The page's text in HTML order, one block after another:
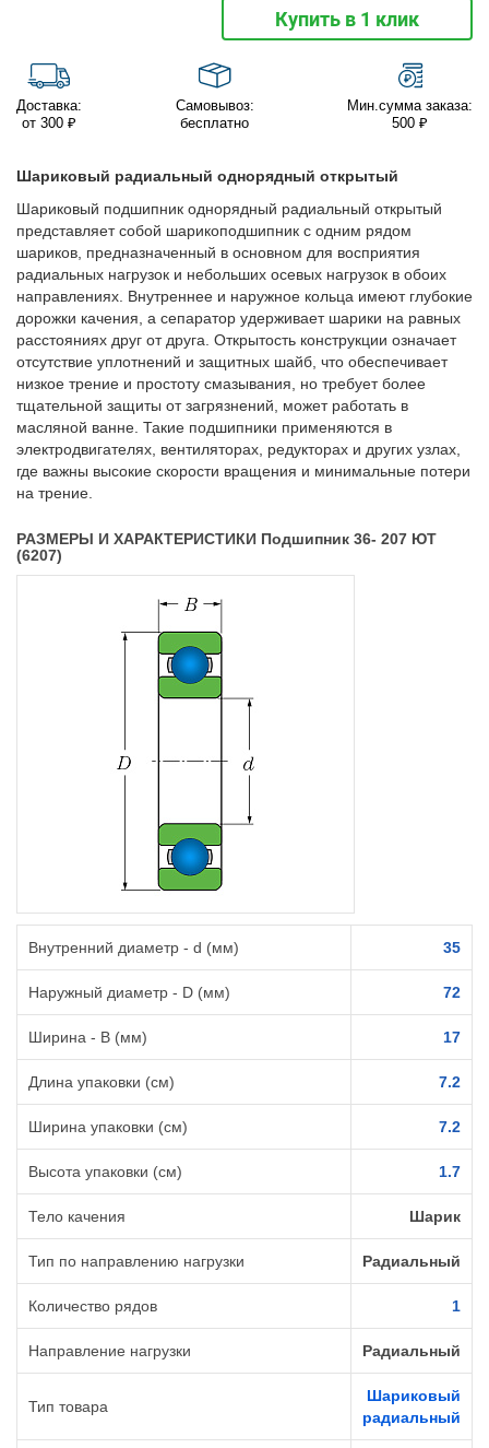
Купить в 1 клик
Доставка:
от 300 ₽
Самовывоз:
бесплатно
Мин.сумма заказа:
500 ₽
Шариковый радиальный однорядный открытый
Шариковый подшипник однорядный радиальный открытый
представляет собой шарикоподшипник с одним рядом
шариков, предназначенный в основном для восприятия
радиальных нагрузок и небольших осевых нагрузок в обоих
направлениях. Внутреннее и наружное кольца имеют глубокие
дорожки качения, а сепаратор удерживает шарики на равных
расстояниях друг от друга. Открытость конструкции означает
отсутствие уплотнений и защитных шайб, что обеспечивает
низкое трение и простоту смазывания, но требует более
тщательной защиты от загрязнений, может работать в
масляной ванне. Такие подшипники применяются в
электродвигателях, вентиляторах, редукторах и других узлах,
где важны высокие скорости вращения и минимальные потери
на трение.
РАЗМЕРЫ И ХАРАКТЕРИСТИКИ Подшипник 36- 207 ЮТ
(6207)
Внутренний диаметр - d (мм) 35
Наружный диаметр - D (мм) 72
Ширина - B (мм) 17
Длина упаковки (см) 7.2
Ширина упаковки (см) 7.2
Высота упаковки (см) 1.7
Тело качения Шарик
Тип по направлению нагрузки Радиальный
Количество рядов 1
Направление нагрузки Радиальный
Тип товара
Шариковый
радиальный